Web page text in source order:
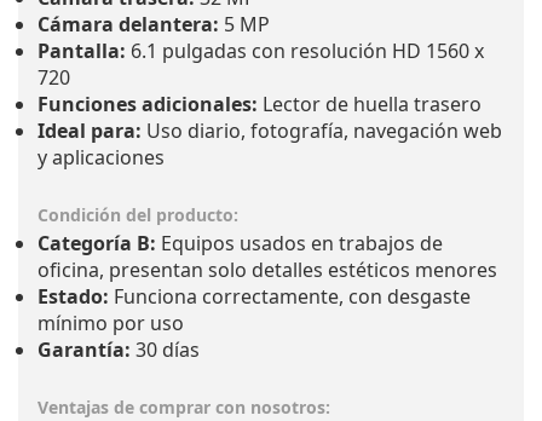
Cámara delantera: 5 MP
Pantalla: 6.1 pulgadas con resolución HD 1560 x
720
Funciones adicionales: Lector de huella trasero
Ideal para: Uso diario, fotografía, navegación web
y aplicaciones
Condición del producto:
Categoría B: Equipos usados en trabajos de
oficina, presentan solo detalles estéticos menores
Estado: Funciona correctamente, con desgaste
mínimo por uso
Garantía: 30 días
Ventajas de comprar con nosotros: